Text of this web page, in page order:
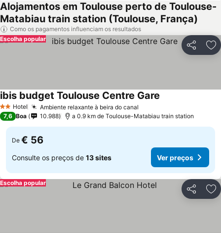
Alojamentos em Toulouse perto de Toulouse-
Matabiau train station (Toulouse, França)
Como os pagamentos influenciam os resultados
Partilhar
Escolha popular
2 Estrelas
Hotel Ambiente relaxante à beira do canal
ibis budget Toulouse Centre Gare
7,6 Boa 10.988 a 0.9 km de Toulouse-Matabiau train station
De € 56
Consulte os preços de 13 sites Ver preços
Partilhar
Escolha popular